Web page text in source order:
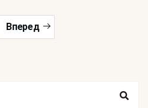
Вперед